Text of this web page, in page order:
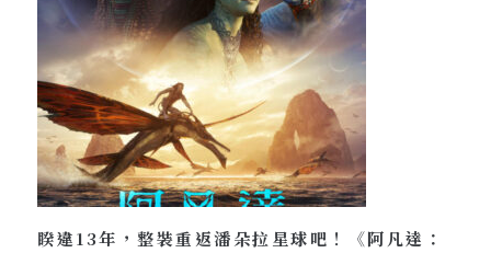
睽違13年，整裝重返潘朵拉星球吧！《阿凡達：